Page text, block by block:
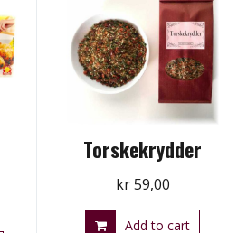
Torskekrydder
kr59,00
Add to cart